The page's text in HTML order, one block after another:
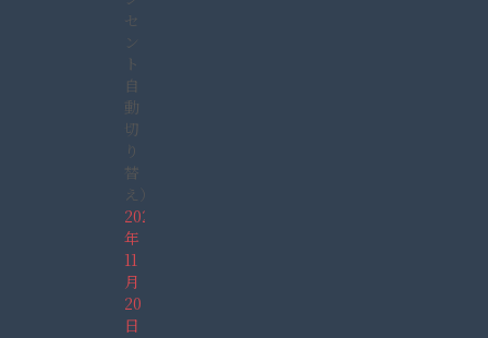
セ
ン
ト
自
動
切
り
替
え）
2021
年
11
月
20
日